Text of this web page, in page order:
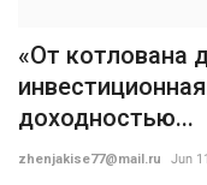
«От котлована
доходностью...
zhenjakise77@mail.ru Jun